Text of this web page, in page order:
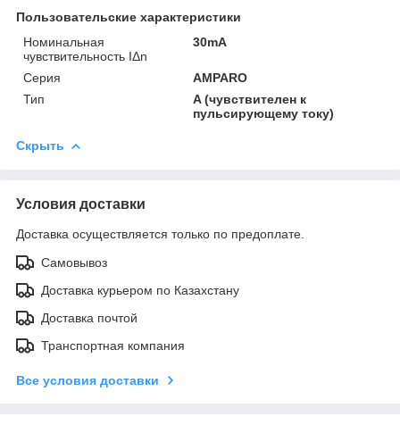
Пользовательские характеристики
Номинальная
чувствительность IΔn
30mA
Серия
AMPARO
Тип
A (чувствителен к
пульсирующему току)
Скрыть
Условия доставки
Доставка осуществляется только по предоплате.
Самовывоз
Доставка курьером по Казахстану
Доставка почтой
Транспортная компания
Все условия доставки